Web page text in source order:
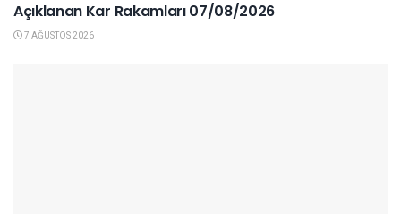
Açıklanan Kar Rakamları 07/08/2026
7 AĞUSTOS 2026